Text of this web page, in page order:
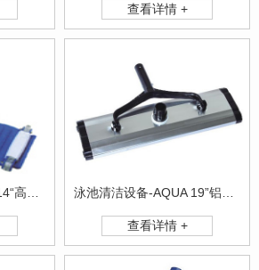
查看详情 +
查看详情 +